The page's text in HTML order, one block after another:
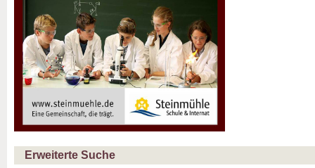
Erweiterte Suche